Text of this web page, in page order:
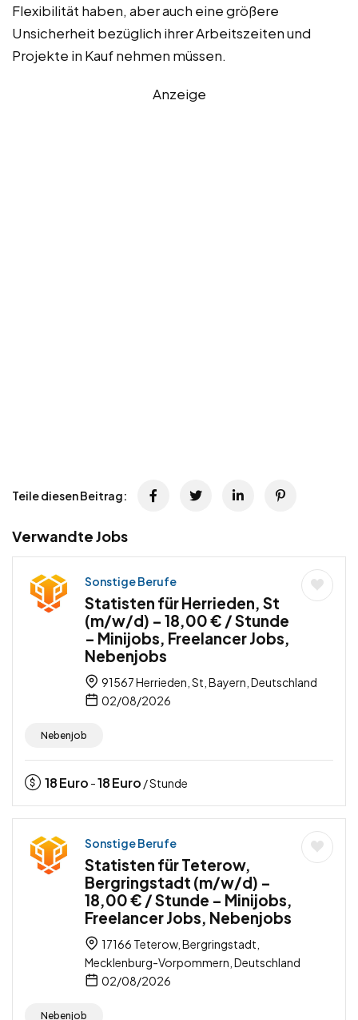
Flexibilität haben, aber auch eine größere
Unsicherheit bezüglich ihrer Arbeitszeiten und
Projekte in Kauf nehmen müssen.
Anzeige
Teile diesen Beitrag:
Verwandte Jobs
Sonstige Berufe
Statisten für Herrieden, St
(m/w/d) – 18,00 € / Stunde
– Minijobs, Freelancer Jobs,
Nebenjobs
91567 Herrieden, St, Bayern, Deutschland
02/08/2026
Nebenjob
18Euro -18Euro / Stunde
Sonstige Berufe
Statisten für Teterow,
Bergringstadt (m/w/d) –
18,00 € / Stunde – Minijobs,
Freelancer Jobs, Nebenjobs
17166 Teterow, Bergringstadt,
Mecklenburg-Vorpommern, Deutschland
02/08/2026
Nebenjob